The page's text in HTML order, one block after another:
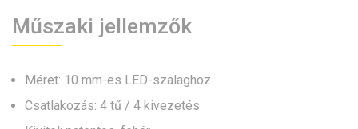
Műszaki jellemzők
Méret: 10 mm-es LED-szalaghoz
Csatlakozás: 4 tű / 4 kivezetés